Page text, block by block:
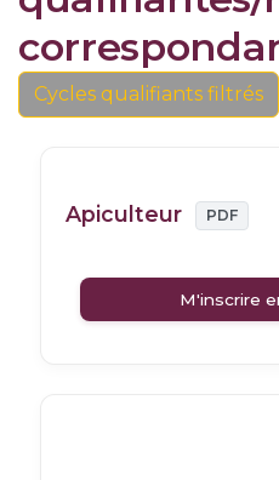
Cycles qualifiants filtrés
Apiculteur PDF
M'inscrire